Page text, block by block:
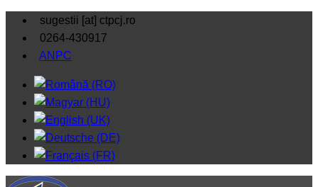
sugestii [at] ctpcj.ro
0264-430917
ANPC